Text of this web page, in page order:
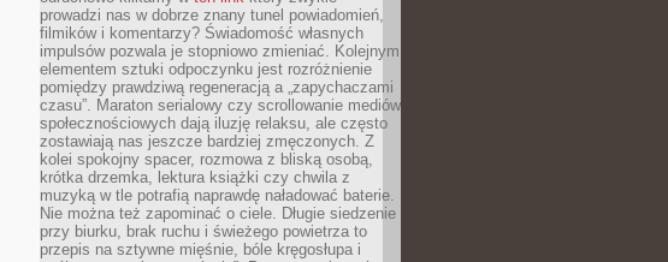
prowadzi nas w dobrze znany tunel powiadomień,
filmików i komentarzy? Świadomość własnych
impulsów pozwala je stopniowo zmieniać. Kolejnym
elementem sztuki odpoczynku jest rozróżnienie
pomiędzy prawdziwą regeneracją a „zapychaczami
czasu”. Maraton serialowy czy scrollowanie mediów
społecznościowych dają iluzję relaksu, ale często
zostawiają nas jeszcze bardziej zmęczonych. Z
kolei spokojny spacer, rozmowa z bliską osobą,
krótka drzemka, lektura książki czy chwila z
muzyką w tle potrafią naprawdę naładować baterie.
Nie można też zapominać o ciele. Długie siedzenie
przy biurku, brak ruchu i świeżego powietrza to
przepis na sztywne mięśnie, bóle kręgosłupa i